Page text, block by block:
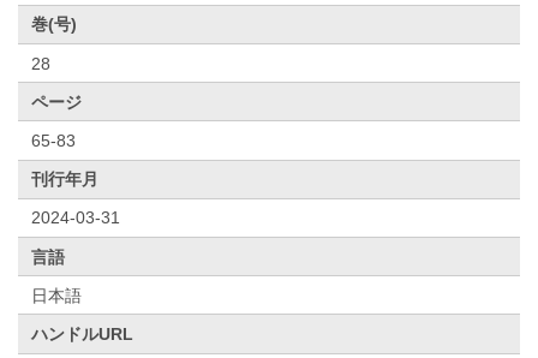
巻(号)
28
ページ
65-83
刊行年月
2024-03-31
言語
日本語
ハンドルURL